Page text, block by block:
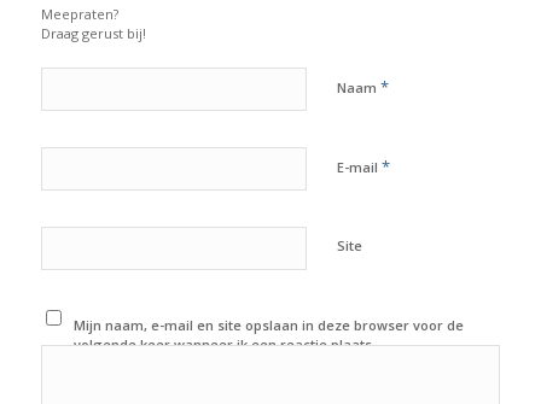
Meepraten?
Draag gerust bij!
Naam *
E-mail *
Site
Mijn naam, e-mail en site opslaan in deze browser voor de
volgende keer wanneer ik een reactie plaats.